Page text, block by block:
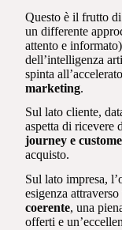
Questo è il frutto
un differente
attento e
dell’intelligenza
spinta
marketing.
Sul lato cliente,
aspetta di ricevere
journey e
acquisto.
Sul lato impresa,
esigenza
coerente, una
offerti e